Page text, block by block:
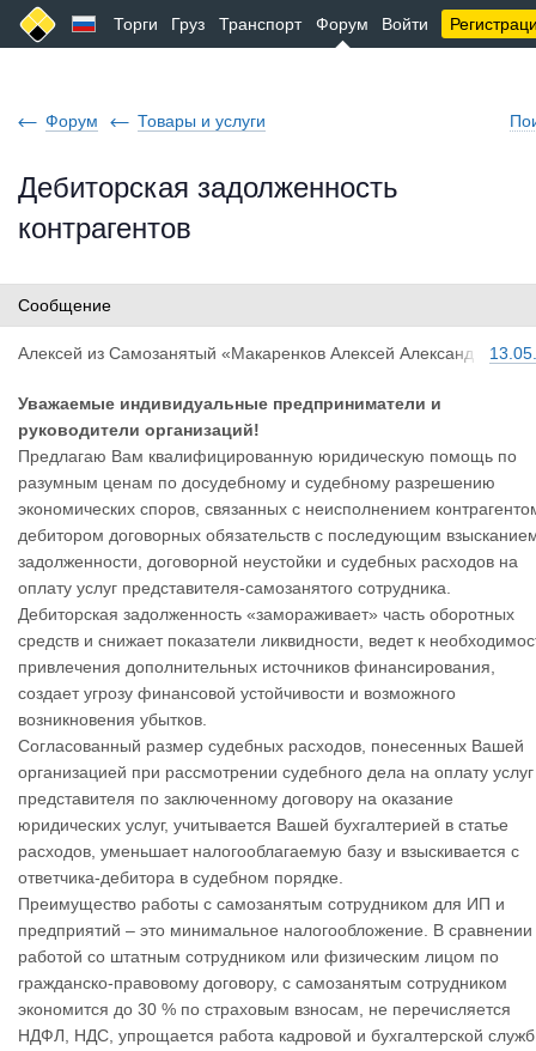
Торги Груз Транспорт Форум Войти
Форум Товары и услуги
Дебиторская задолженность
контрагентов
Сообщение
Алексей из Самозанятый «Макаренков Алексей Александ
Уважаемые индивидуальные предприниматели и
руководители организаций!
Предлагаю Вам квалифицированную юридическую помощь по
разумным ценам по досудебному и судебному разрешению
экономических споров, связанных с неисполнением
дебитором договорных обязательств с последующим
задолженности, договорной неустойки и судебных расходов на
оплату услуг представителя-самозанятого сотрудника.
Дебиторская задолженность «замораживает» часть оборотных
средств и снижает показатели ликвидности, ведет к
привлечения дополнительных источников финансирования,
создает угрозу финансовой устойчивости и возможного
возникновения убытков.
Согласованный размер судебных расходов, понесенных Вашей
организацией при рассмотрении судебного дела на оплату услуг
представителя по заключенному договору на оказание
юридических услуг, учитывается Вашей бухгалтерией в статье
расходов, уменьшает налогооблагаемую базу и взыскивается с
ответчика-дебитора в судебном порядке.
Преимущество работы с самозанятым сотрудником для ИП и
предприятий – это минимальное налогообложение. В сравнении
работой со штатным сотрудником или физическим лицом по
гражданско-правовому договору, с самозанятым сотрудником
экономится до 30 % по страховым взносам, не перечисляется
НДФЛ, НДС, упрощается работа кадровой и бухгалтерской